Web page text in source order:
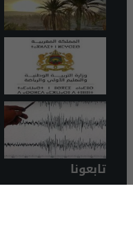
تابعونا